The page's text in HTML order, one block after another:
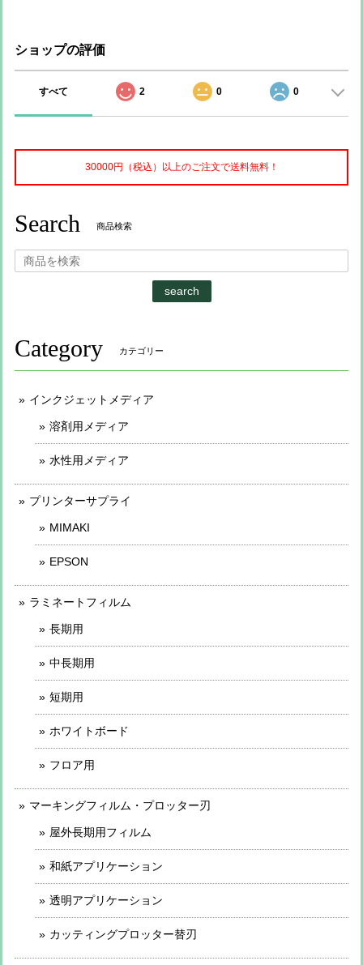
ショップの評価
すべて 2 0 0
30000円（税込）以上のご注文で送料無料！
Search 商品検索
search
Category カテゴリー
インクジェットメディア
溶剤用メディア
水性用メディア
プリンターサプライ
MIMAKI
EPSON
ラミネートフィルム
長期用
中長期用
短期用
ホワイトボード
フロア用
マーキングフィルム・プロッター刃
屋外長期用フィルム
和紙アプリケーション
透明アプリケーション
カッティングプロッター替刃